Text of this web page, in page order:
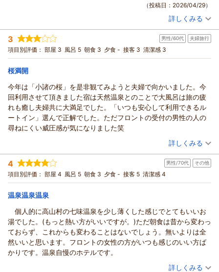
お客様のまたのお越しを、スタッフ一同、心よりお待ち申し上
げております。
（返信日：2026/05/19）
温泉ならびにお部屋内設備につきまして、高い評価を賜りまし
当館の温泉につきましては、多くのお客様よりご好評を頂いて
いる自慢の天然温泉でございます。複数ある源泉が入り混じ
り、時間帯や外気温によってお湯の色が変わる性質となってお
ります。
ご入浴の度にまた違った楽しみを感じて頂けるものと存じます
てにご利用くださいませ。
今後ともより多くのお客様にご満足いただけるサービスを提供
できるよう、スタッフ一同励んで参ります。
お客様のまたのお越しを、心よりお待ち申し上げております。
（投稿日：2026/04/29）
投稿者： ひでちゃんさん(男性/50代)
宿泊プラン： 【じゃらん限定】30日前までのご予約がお得★天然温泉・ご朝
食サービス・無料駐車場あり・WI-FI無料★
シングル 朝のみ
宿泊価格帯： 8,001～9,000円(大人一人あたり/税込)
平素より当ホテルルートイン上山田温泉をご愛顧賜りまして、
厚く御礼を申し上げます。
お部屋の清潔さと温泉の質にお喜び頂けまして、私共としまし
ても大変嬉しく存じます。
しかしながら男性スタッフの接客に関しまして、お客様へご不
快な思いをさせてしまい、深くお詫び申し上げます。
当該スタッフへは責任者より改善指導の上、再発防止に努めて
参ります。
この度は貴重なご意見を賜りまして、誠に有難うございまし
た。
またの機会にお目にかかれますことを、スタッフ一同、心より
（返信日：2026/05/12）
詳しくみる
3 男性/60代 夫婦旅行
項目別評価： 部屋 3 風呂 5 朝食 3 夕食 - 接客 3 清潔感 3
桜満開
今年は「小諸の桜」を是非観てみようと夫婦で向かいました。今
回利用させて頂きました宿は天然温泉とのことで大風呂は旅の疲
れも癒し夫婦共に大満足でした。「いつも安心して利用できるル
ートイン」選んで正解でした。ただフロントの受付の男性の人の
尋ねにくい威圧感が気になりました笑
（投稿日：2026/04/27）
宿泊時期： 2026年04月宿泊 (夫婦旅行)
投稿者： メグラーオジサンさん
宿泊プラン： 10日前までのご予約がお得★天然温泉・ご朝食サービス・無料
駐車場あり・WI-FI無料★
ツイン 朝のみ
宿泊価格帯： 11,001～12,000円(大人一人あたり/税込)
ホテルルートイン上山田温泉からの返信
この度は数多くある旅館・ホテルの中より、ホテルルートイン
上山田温泉をご利用いただきまして、誠に有難うございます。
当館の温泉につきまして、ご夫婦様ともに高い評価を賜りまし
て、大変光栄でございます。
温泉は複数の源泉を引いておりまして、時間により色が変化す
詳しくみる
4 男性/70代 その他
項目別評価： 部屋 4 風呂 5 朝食 3 夕食 - 接客 5 清潔感 4
温泉温泉温泉
個人的に高山村の七味温泉を少し薄くした感じでとてもいいお
湯でした。(もっと熱い方がいいですが。)ただ朝食は昔から変わっ
ておらず、これからも変わることはないでしょう。無いよりは全
然いいと思います。フロントの女性の方がいつも感じのいい方ば
かりです。温泉自慢のホテルです。
（投稿日：2026/04/11）
詳しくみる